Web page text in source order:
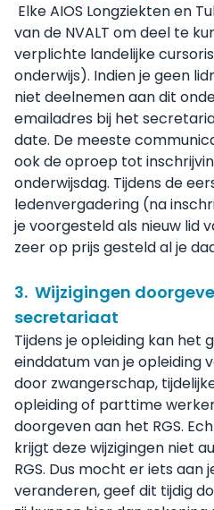
Elke AIOS Longziekten en
van de NVALT om deel te
verplichte landelijke
onderwijs). Indien je geen
niet deelnemen aan dit
emailadres bij het
date. De meeste
ook de oproep tot
onderwijsdag. Tijdens de
ledenvergadering (na
je voorgesteld als nieuw lid
zeer op prijs gesteld al je
3. Wijzigingen
secretariaat
Tijdens je opleiding kan het
einddatum van je opleiding
door zwangerschap,
opleiding of parttime
doorgeven aan het RGS.
krijgt deze wijzigingen niet
RGS. Dus mocht er iets aan
veranderen, geef dit tijdig